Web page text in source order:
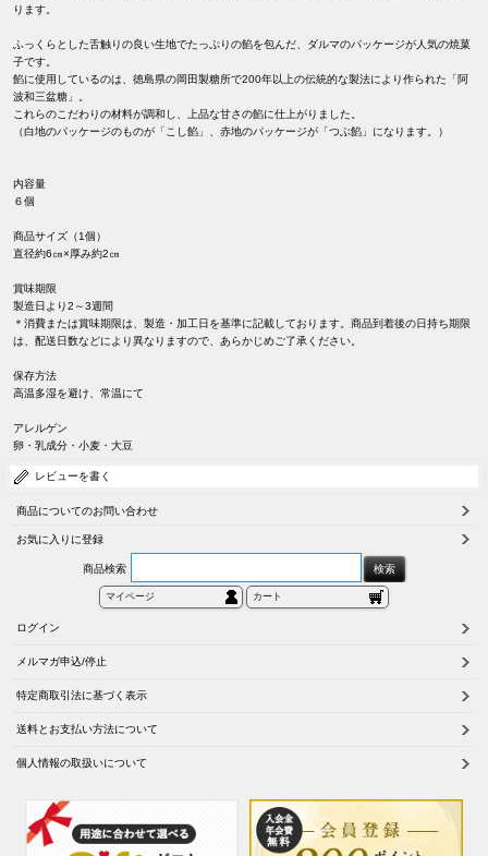
ります。
ふっくらとした舌触りの良い生地でたっぷりの餡を包んだ、ダルマのパッケージが人気の焼菓
子です。
餡に使用しているのは、徳島県の岡田製糖所で200年以上の伝統的な製法により作られた「阿
波和三盆糖」。
これらのこだわりの材料が調和し、上品な甘さの餡に仕上がりました。
（白地のパッケージのものが「こし餡」、赤地のパッケージが「つぶ餡」になります。）
内容量
６個
商品サイズ（1個）
直径約6㎝×厚み約2㎝
賞味期限
製造日より2～3週間
＊消費または賞味期限は、製造・加工日を基準に記載しております。商品到着後の日持ち期限
は、配送日数などにより異なりますので、あらかじめご了承ください。
保存方法
高温多湿を避け、常温にて
アレルゲン
卵・乳成分・小麦・大豆
レビューを書く
商品についてのお問い合わせ
お気に入りに登録
商品検索
マイページ カート
ログイン
メルマガ申込/停止
特定商取引法に基づく表示
送料とお支払い方法について
個人情報の取扱いについて